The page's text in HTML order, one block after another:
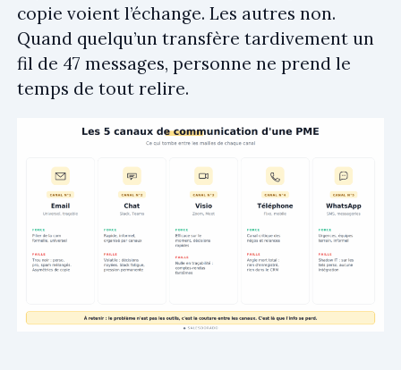
copie voient l’échange. Les autres non.
Quand quelqu’un transfère tardivement un
fil de 47 messages, personne ne prend le
temps de tout relire.